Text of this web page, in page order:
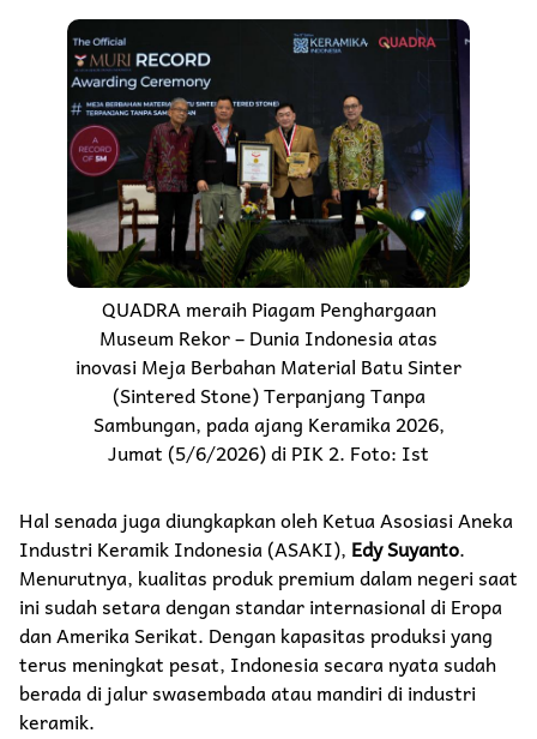
QUADRA meraih Piagam Penghargaan
Museum Rekor – Dunia Indonesia atas
inovasi Meja Berbahan Material Batu Sinter
(Sintered Stone) Terpanjang Tanpa
Sambungan, pada ajang Keramika 2026,
Jumat (5/6/2026) di PIK 2. Foto: Ist
Hal senada juga diungkapkan oleh Ketua Asosiasi Aneka
Industri Keramik Indonesia (ASAKI), Edy Suyanto.
Menurutnya, kualitas produk premium dalam negeri saat
ini sudah setara dengan standar internasional di Eropa
dan Amerika Serikat. Dengan kapasitas produksi yang
terus meningkat pesat, Indonesia secara nyata sudah
berada di jalur swasembada atau mandiri di industri
keramik.